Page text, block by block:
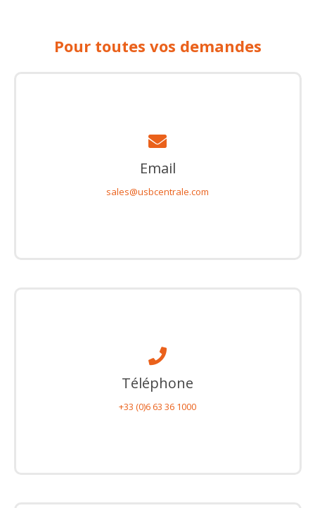
Pour toutes vos demandes
Email
sales@usbcentrale.com
Téléphone
+33 (0)6 63 36 1000